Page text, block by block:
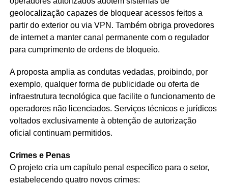
geolocalização capazes de bloquear acessos feitos a
partir do exterior ou via VPN. Também obriga provedores
de internet a manter canal permanente com o regulador
para cumprimento de ordens de bloqueio.
A proposta amplia as condutas vedadas, proibindo, por
exemplo, qualquer forma de publicidade ou oferta de
infraestrutura tecnológica que facilite o funcionamento de
operadores não licenciados. Serviços técnicos e jurídicos
voltados exclusivamente à obtenção de autorização
oficial continuam permitidos.
Crimes e Penas
O projeto cria um capítulo penal específico para o setor,
estabelecendo quatro novos crimes: